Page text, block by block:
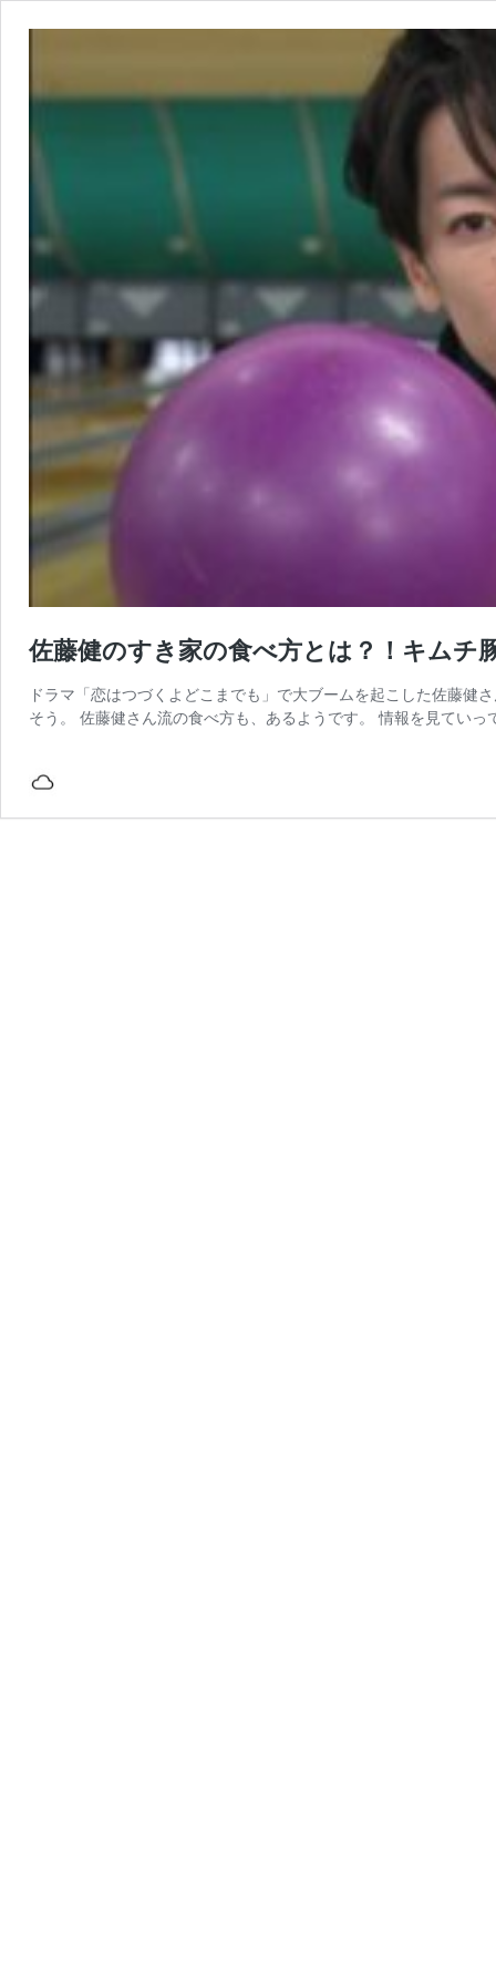
佐藤健のすき家の食べ方とは？！キムチ
ドラマ「恋はつづくよどこまでも」で大ブームを起こした佐藤健
そう。 佐藤健さん流の食べ方も、あるようです。 情報を見てい